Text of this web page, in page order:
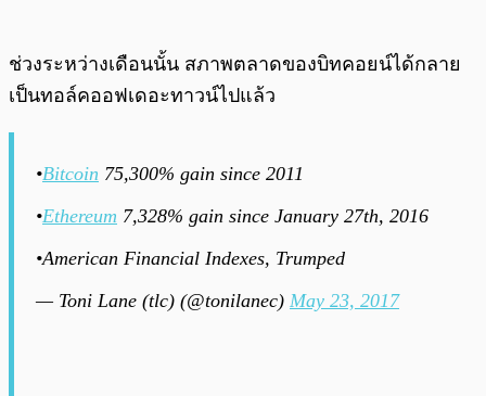
ช่วงระหว่างเดือนนั้น สภาพตลาดของบิทคอยน์ได้กลาย
เป็นทอล์คออฟเดอะทาวน์ไปแล้ว
•Bitcoin 75,300% gain since 2011
•Ethereum 7,328% gain since January 27th, 2016
•American Financial Indexes, Trumped
— Toni Lane (tlc) (@tonilanec) May 23, 2017